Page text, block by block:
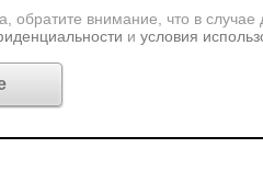
обратите внимание, что в
и условия